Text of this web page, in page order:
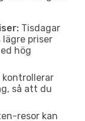
Tisdagar
priser
hög
kontrollerar
så att du
resor kan